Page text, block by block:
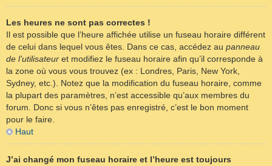
Les heures ne sont pas correctes !
Il est possible que l’heure affichée utilise un fuseau horaire différent
de celui dans lequel vous êtes. Dans ce cas, accédez au panneau
de l’utilisateur et modifiez le fuseau horaire afin qu’il corresponde à
la zone où vous vous trouvez (ex : Londres, Paris, New York,
Sydney, etc.). Notez que la modification du fuseau horaire, comme
la plupart des paramètres, n’est accessible qu’aux membres du
forum. Donc si vous n’êtes pas enregistré, c’est le bon moment
pour le faire.
Haut
J’ai changé mon fuseau horaire et l’heure est toujours